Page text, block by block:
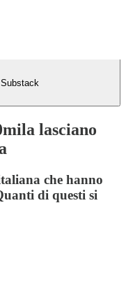
lasciano
che hanno
di questi si